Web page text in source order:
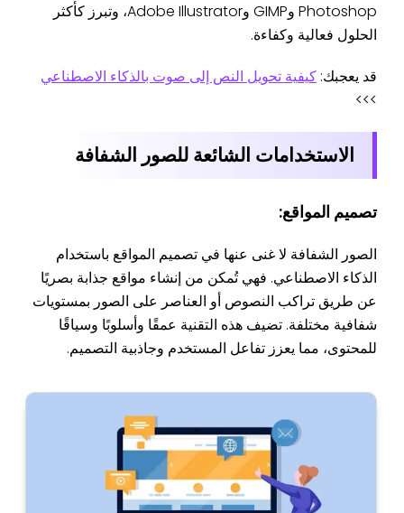
Photoshop وGIMP وAdobe Illustrator، وتبرز كأكثر
الحلول فعالية وكفاءة.
قد يعجبك: كيفية تحويل النص إلى صوت بالذكاء الاصطناعي
>>>
الاستخدامات الشائعة للصور الشفافة
تصميم المواقع:
الصور الشفافة لا غنى عنها في تصميم المواقع باستخدام
الذكاء الاصطناعي. فهي تُمكن من إنشاء مواقع جذابة بصريًا
عن طريق تراكب النصوص أو العناصر على الصور بمستويات
شفافية مختلفة. تضيف هذه التقنية عمقًا وأسلوبًا وسياقًا
للمحتوى، مما يعزز تفاعل المستخدم وجاذبية التصميم.